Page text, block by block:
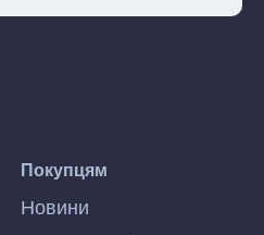
Покупцям
Новини